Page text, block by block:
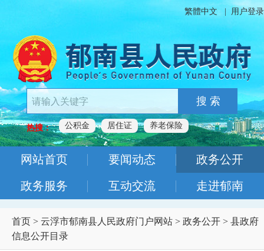
繁體中文 用户登录
搜 索
热搜： 公积金 居住证 养老保险
网站首页 要闻动态 政务公开
政务服务 互动交流 走进郁南
首页 > 云浮市郁南县人民政府门户网站 > 政务公开 > 县政府
信息公开目录